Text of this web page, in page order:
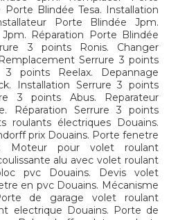
Blindée Tesa. Installation
Porte Blindée Jpm.
Réparation Porte Blindée
3 points Ronis. Changer
Serrure 3 points
3 points Reelax. Depannage
Installation Serrure 3 points
3 points Abus. Reparateur
Réparation Serrure 3 points
roulants électriques Douains.
prix Douains. Porte fenetre
Moteur pour volet roulant
alu avec volet roulant
pvc Douains. Devis volet
en pvc Douains. Mécanisme
de garage volet roulant
electrique Douains. Porte de